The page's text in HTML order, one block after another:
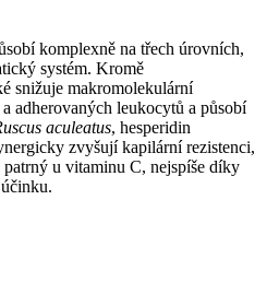
komplexně na třech úrovních,
systém. Kromě
snižuje makromolekulární
adherovaných leukocytů a působí
aculeatus, hesperidin
zvyšují kapilární rezistenci,
u vitaminu C, nejspíše díky